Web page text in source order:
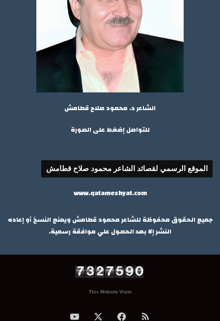
الشاعر د. محمود صلاح قطامش
للتواصل إضغط على الصورة
الموقع الرسمي لقصائد الشاعر محمود صلاح قطامش
www.qatameshyat.com
جميع الحقوق محفوظة للشاعر محمود قطامش ويمنع النسخ أو إعاده
النشر إلا بعد الحصول علي موافقة رسمية.
This Website Visits
ملخصفيسبوك ‫YouTube